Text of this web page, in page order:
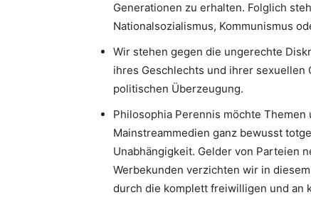
Generationen zu erhalten. Folglich
Nationalsozialismus, Kommunismus
Wir stehen gegen die ungerechte
ihres Geschlechts und ihrer
politischen Überzeugung.
Philosophia Perennis möchte
Mainstreammedien ganz bewusst
Unabhängigkeit. Gelder von Parteien
Werbekunden verzichten wir in
durch die komplett freiwilligen und an